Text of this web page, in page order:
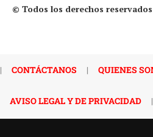
© Todos los derechos
| CONTÁCTANOS | QUIENES
AVISO LEGAL Y DE PRIVACIDAD |